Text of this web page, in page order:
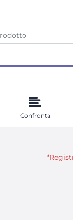
Confronta